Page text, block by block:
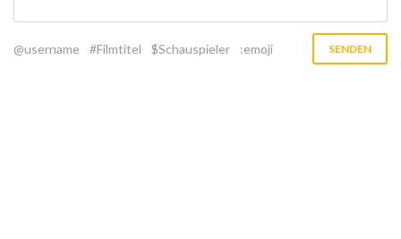
@username #Filmtitel $Schauspieler :emoji